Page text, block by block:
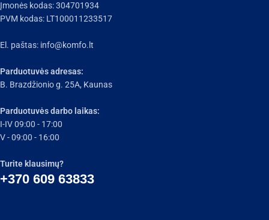
Įmonės kodas: 304701934
PVM kodas: LT100011233517
El. paštas: info@komfo.lt
Parduotuvės adresas:
B. Brazdžionio g. 25A, Kaunas
Parduotuvės darbo laikas:
I-IV 09:00 - 17:00
V - 09:00 - 16:00
Turite klausimų?
+370 609 63833